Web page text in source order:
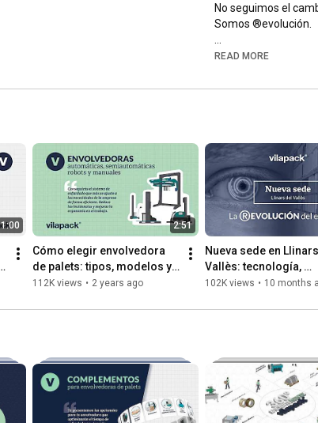
No seguimos el
Somos ®evolución.
📍Vilapack: nueva
🏭 Pol. Ind. El
#Sostenibilidad
READ MORE
1:00 2:51
Cómo elegir envolvedora
de palets: tipos, modelos y
aplicaciones | Vilapack®
112K views • 2 years ago
Nueva sede en
Vallès: tecnología,
sostenibilidad y
102K views • 10 months